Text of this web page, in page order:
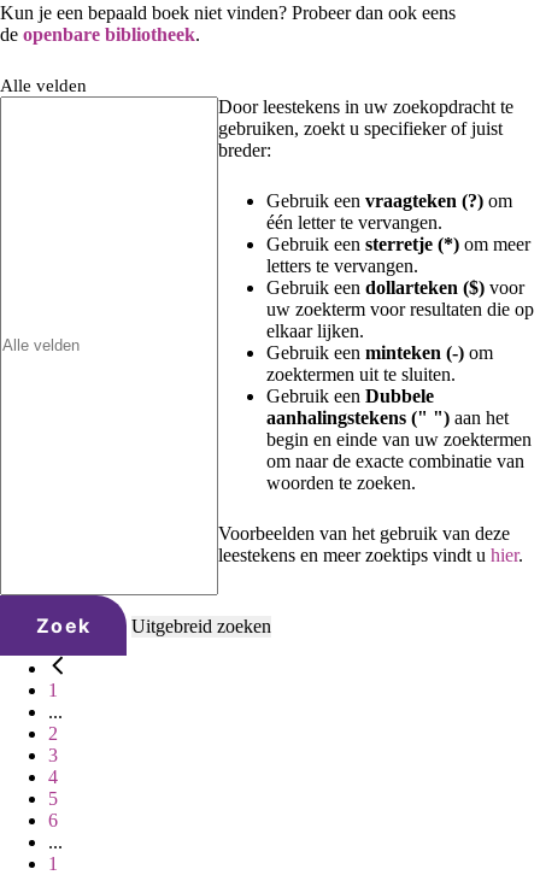
Kun je een bepaald boek niet vinden? Probeer dan ook eens
de openbare bibliotheek.
Alle velden
Door leestekens in uw zoekopdracht te
gebruiken, zoekt u specifieker of juist
breder:
Gebruik een vraagteken (?) om
één letter te vervangen.
Gebruik een sterretje (*) om meer
letters te vervangen.
Gebruik een dollarteken ($) voor
uw zoekterm voor resultaten die op
elkaar lijken.
Gebruik een minteken (-) om
zoektermen uit te sluiten.
Gebruik een Dubbele
aanhalingstekens (" ") aan het
begin en einde van uw zoektermen
om naar de exacte combinatie van
woorden te zoeken.
Voorbeelden van het gebruik van deze
leestekens en meer zoektips vindt u hier.
Zoek Uitgebreid zoeken
1
...
2
3
4
5
6
...
1